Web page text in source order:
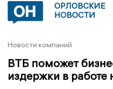
ОРЛОВСКИЕ
НОВОСТИ
Новости компаний
ВТБ поможет
издержки в работе